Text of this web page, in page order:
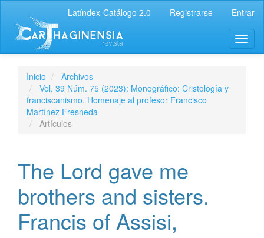
Latíndex-Catálogo 2.0 Registrarse Entrar
Inicio
Archivos
Vol. 39 Núm. 75 (2023): Monográfico: Cristología y
franciscanismo. Homenaje al profesor Francisco
Martínez Fresneda
Artículos
The Lord gave me
brothers and sisters.
Francis of Assisi,